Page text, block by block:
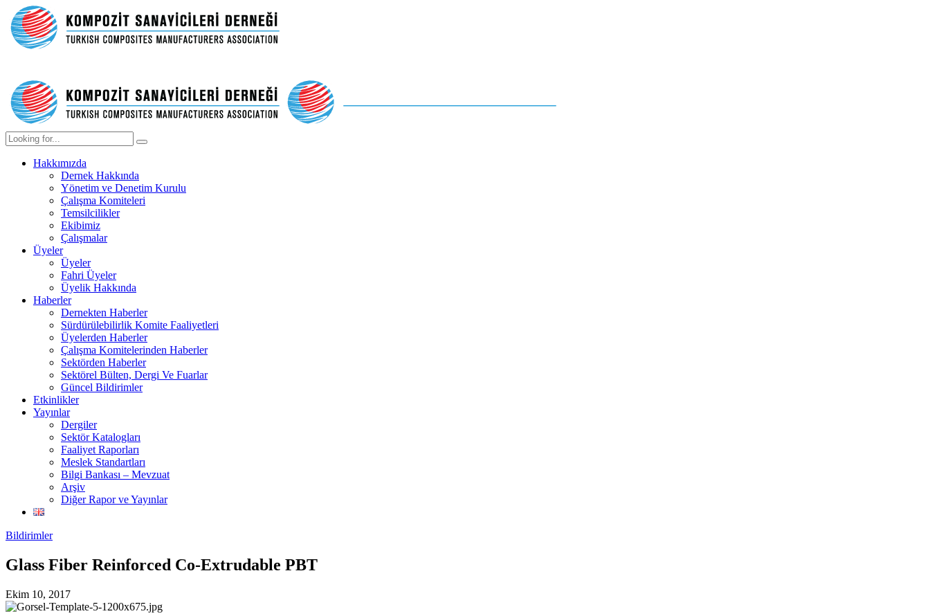
Hakkımızda
Dernek Hakkında
Yönetim ve Denetim Kurulu
Çalışma Komiteleri
Temsilcilikler
Ekibimiz
Çalışmalar
Üyeler
Üyeler
Fahri Üyeler
Üyelik Hakkında
Haberler
Dernekten Haberler
Sürdürülebilirlik Komite Faaliyetleri
Üyelerden Haberler
Çalışma Komitelerinden Haberler
Sektörden Haberler
Sektörel Bülten, Dergi Ve Fuarlar
Güncel Bildirimler
Etkinlikler
Yayınlar
Dergiler
Sektör Katalogları
Faaliyet Raporları
Meslek Standartları
Bilgi Bankası – Mevzuat
Arşiv
Diğer Rapor ve Yayınlar
Bildirimler
Glass Fiber Reinforced Co-Extrudable PBT
Ekim 10, 2017